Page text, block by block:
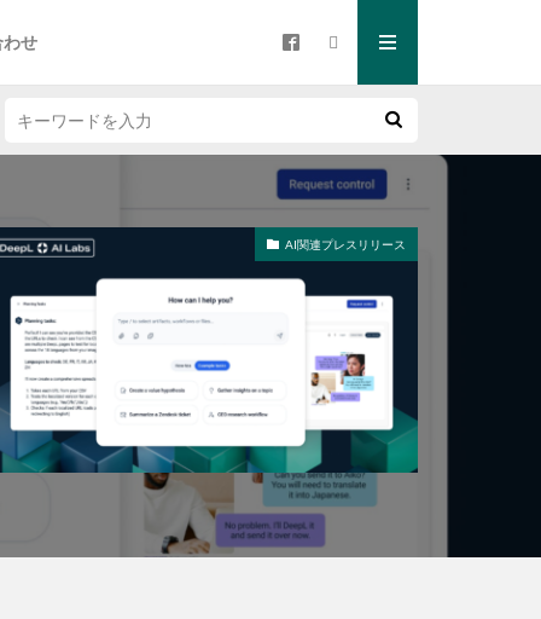
せ
AI関連プレスリリース